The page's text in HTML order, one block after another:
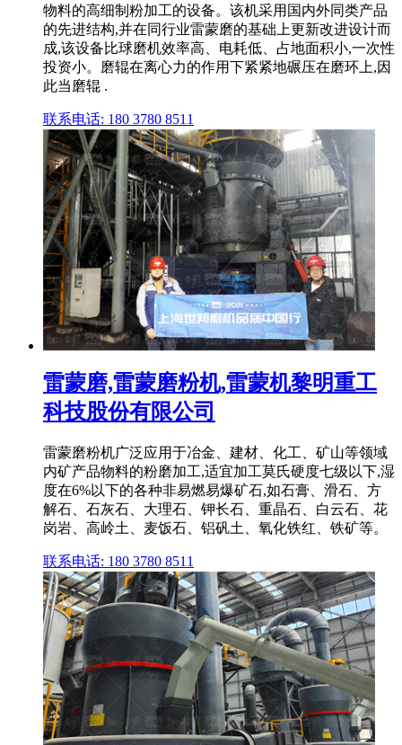
物料的高细制粉加工的设备。该机采用国内外同类产品
的先进结构,并在同行业雷蒙磨的基础上更新改进设计而
成,该设备比球磨机效率高、电耗低、占地面积小,一次性
投资小。磨辊在离心力的作用下紧紧地碾压在磨环上,因
此当磨辊 .
联系电话: 180 3780 8511
雷蒙磨,雷蒙磨粉机,雷蒙机黎明重工
科技股份有限公司
雷蒙磨粉机广泛应用于冶金、建材、化工、矿山等领域
内矿产品物料的粉磨加工,适宜加工莫氏硬度七级以下,湿
度在6%以下的各种非易燃易爆矿石,如石膏、滑石、方
解石、石灰石、大理石、钾长石、重晶石、白云石、花
岗岩、高岭土、麦饭石、铝矾土、氧化铁红、铁矿等。
联系电话: 180 3780 8511